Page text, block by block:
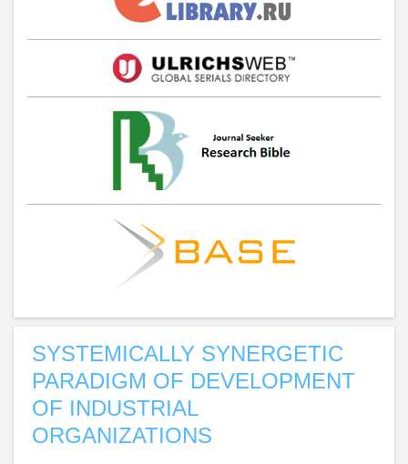
SYSTEMICALLY SYNERGETIC
PARADIGM OF DEVELOPMENT
OF INDUSTRIAL
ORGANIZATIONS